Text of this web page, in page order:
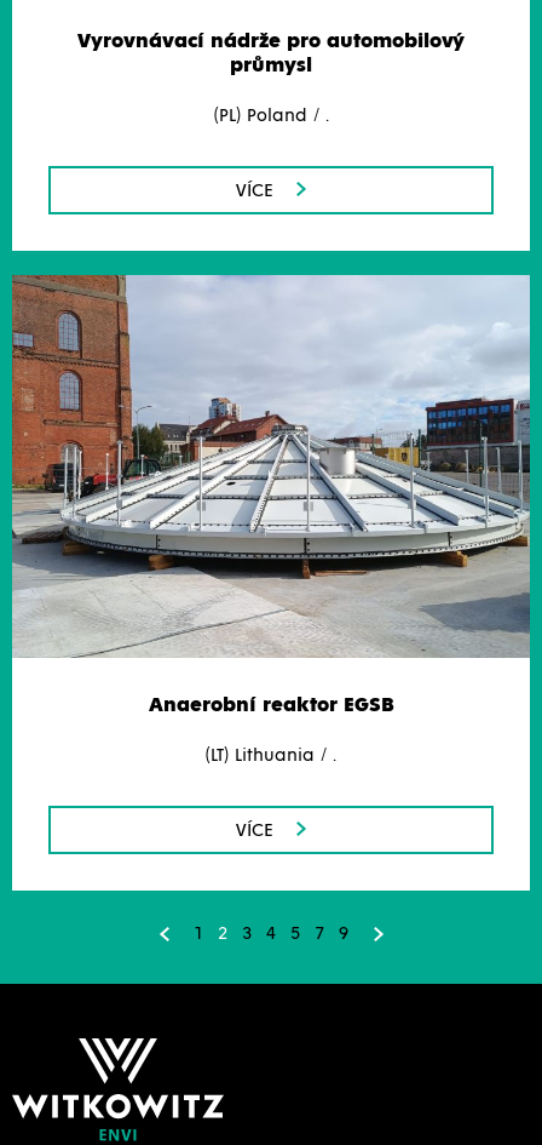
Vyrovnávací nádrže pro automobilový
průmysl
(PL) Poland / .
VÍCE
Anaerobní reaktor EGSB
(LT) Lithuania / .
VÍCE
1 2 3 4 5 7 9